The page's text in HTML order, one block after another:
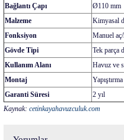
Bağlantı Çapı
Ø110 mm
Malzeme
Kimyasal
Fonksiyon
Manuel
Gövde Tipi
Tek parça
Kullanım Alanı
Havuz ve
Montaj
Garanti Süresi
2 yıl
Kaynak: cetinkayahavuzculuk.com